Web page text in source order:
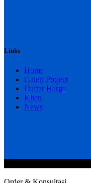
Links
Home
Galeri Project
Daftar Harga
Klien
News